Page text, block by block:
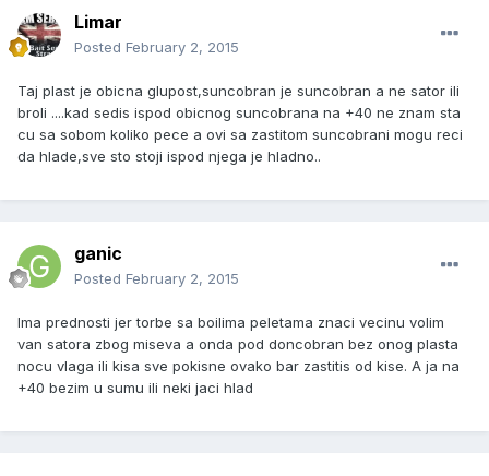
Limar
Posted February 2, 2015
Taj plast je obicna glupost,suncobran je suncobran a ne sator ili
broli ....kad sedis ispod obicnog suncobrana na +40 ne znam sta
cu sa sobom koliko pece a ovi sa zastitom suncobrani mogu reci
da hlade,sve sto stoji ispod njega je hladno..
ganic
Posted February 2, 2015
Ima prednosti jer torbe sa boilima peletama znaci vecinu volim
van satora zbog miseva a onda pod doncobran bez onog plasta
nocu vlaga ili kisa sve pokisne ovako bar zastitis od kise. A ja na
+40 bezim u sumu ili neki jaci hlad